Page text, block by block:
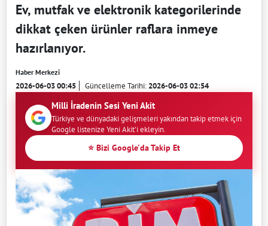
Ev, mutfak ve elektronik kategorilerinde
dikkat çeken ürünler raflara inmeye
hazırlanıyor.
Haber Merkezi
2026-06-03 00:45 Güncelleme Tarihi:2026-06-03 02:54
Milli İradenin Sesi Yeni Akit
Türkiye ve dünyadaki gelişmeleri yakından takip etmek için
Google listenize Yeni Akit'i ekleyin.
⭐ Bizi Google'da Takip Et